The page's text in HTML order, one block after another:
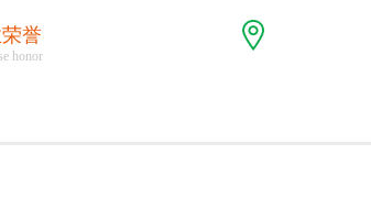
誉
honor